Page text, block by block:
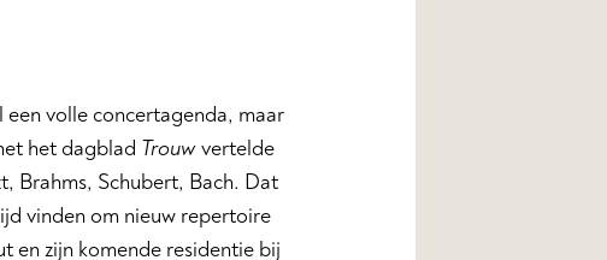
een volle concertagenda, maar
het dagblad Trouwvertelde
Brahms, Schubert, Bach. Dat
vinden om nieuw repertoire
en zijn komende residentie bij